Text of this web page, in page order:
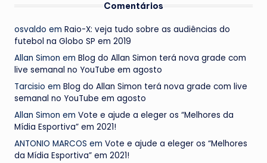
Comentários
osvaldo em Raio-X: veja tudo sobre as audiências do
futebol na Globo SP em 2019
Allan Simon em Blog do Allan Simon terá nova grade com
live semanal no YouTube em agosto
Tarcisio em Blog do Allan Simon terá nova grade com live
semanal no YouTube em agosto
Allan Simon em Vote e ajude a eleger os “Melhores da
Mídia Esportiva” em 2021!
ANTONIO MARCOS em Vote e ajude a eleger os “Melhores
da Mídia Esportiva” em 2021!